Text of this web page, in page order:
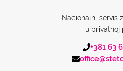
Nacionalni servis
u privatnoj
+381 63